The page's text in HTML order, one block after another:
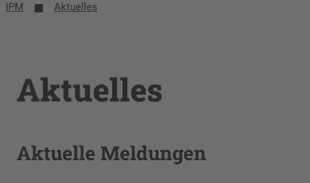
IPM Aktuelles
Aktuelles
Aktuelle Meldungen